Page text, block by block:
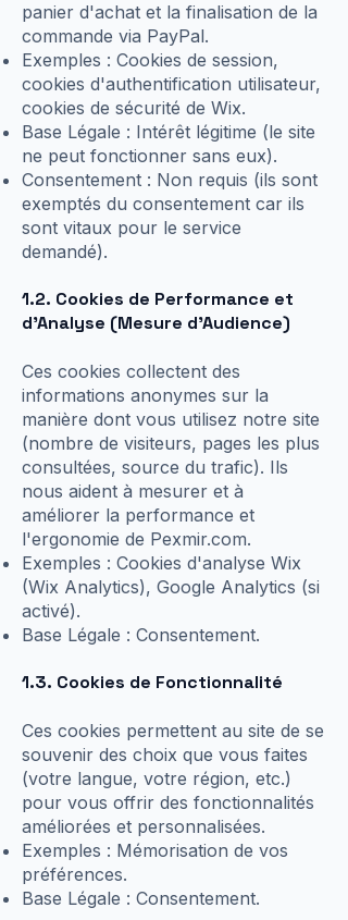
panier d'achat et la finalisation de la
commande via PayPal.
Exemples : Cookies de session,
cookies d'authentification utilisateur,
cookies de sécurité de Wix.
Base Légale : Intérêt légitime (le site
ne peut fonctionner sans eux).
Consentement : Non requis (ils sont
exemptés du consentement car ils
sont vitaux pour le service
demandé).
1.2. Cookies de Performance et
d'Analyse (Mesure d'Audience)
Ces cookies collectent des
informations anonymes sur la
manière dont vous utilisez notre site
(nombre de visiteurs, pages les plus
consultées, source du trafic). Ils
nous aident à mesurer et à
améliorer la performance et
l'ergonomie de Pexmir.com.
Exemples : Cookies d'analyse Wix
(Wix Analytics), Google Analytics (si
activé).
Base Légale : Consentement.
1.3. Cookies de Fonctionnalité
Ces cookies permettent au site de se
souvenir des choix que vous faites
(votre langue, votre région, etc.)
pour vous offrir des fonctionnalités
améliorées et personnalisées.
Exemples : Mémorisation de vos
préférences.
Base Légale : Consentement.